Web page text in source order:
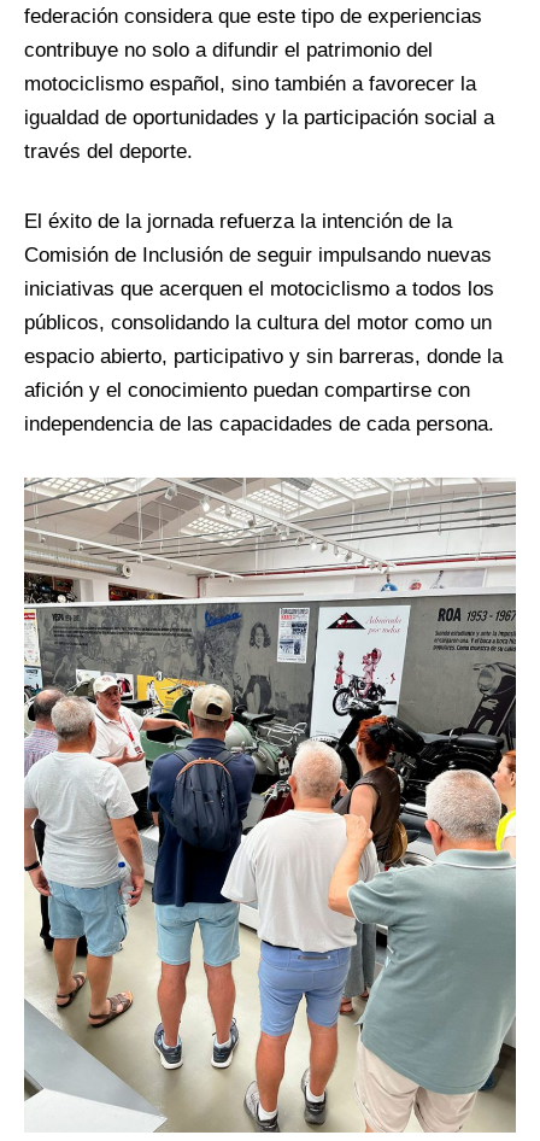
federación considera que este tipo de experiencias
contribuye no solo a difundir el patrimonio del
motociclismo español, sino también a favorecer la
igualdad de oportunidades y la participación social a
través del deporte.
El éxito de la jornada refuerza la intención de la
Comisión de Inclusión de seguir impulsando nuevas
iniciativas que acerquen el motociclismo a todos los
públicos, consolidando la cultura del motor como un
espacio abierto, participativo y sin barreras, donde la
afición y el conocimiento puedan compartirse con
independencia de las capacidades de cada persona.